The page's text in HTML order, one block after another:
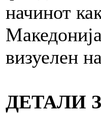
начинот
визуелен
ДЕТАЛИ